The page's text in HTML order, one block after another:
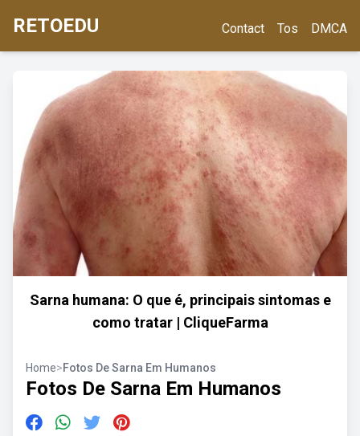
RETOEDU Contact Tos DMCA
Sarna humana: O que é, principais sintomas e
como tratar | CliqueFarma
Home>Fotos De Sarna Em Humanos
Fotos De Sarna Em Humanos